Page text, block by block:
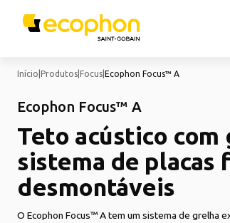
Início Produtos Focus Ecophon Focus™ A
Ecophon Focus™ A
Teto acústico
sistema de placas
desmontáveis
O Ecophon Focus™ A tem um sistema de grelha